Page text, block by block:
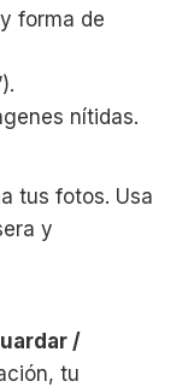
forma de
nítidas.
tus fotos. Usa
y
/
tu